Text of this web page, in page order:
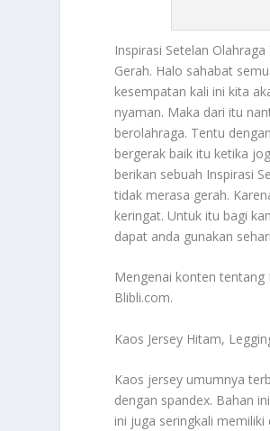
Inspirasi Setelan Olahraga
Gerah. Halo sahabat
kesempatan kali ini kita
nyaman. Maka dari itu
berolahraga. Tentu
bergerak baik itu ketika
berikan sebuah Inspirasi
tidak merasa gerah.
keringat. Untuk itu bagi
dapat anda gunakan
Mengenai konten tentang
Blibli.com.
Kaos Jersey Hitam,
Kaos jersey umumnya
dengan spandex. Bahan
ini juga seringkali